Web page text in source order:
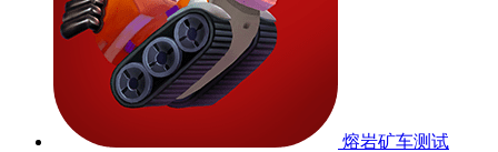
熔岩矿车测试